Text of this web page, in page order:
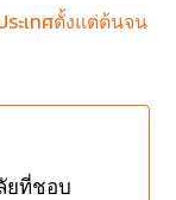
ะเทศตั้งแต่ต้นจน
ยที่ชอบ